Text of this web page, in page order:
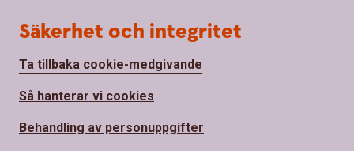
Säkerhet och integritet
Ta tillbaka cookie-medgivande
Så hanterar vi cookies
Behandling av personuppgifter